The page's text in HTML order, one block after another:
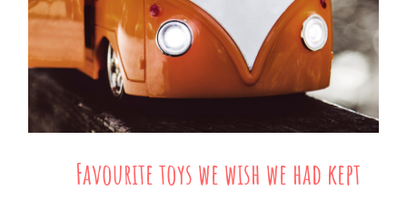
Favourite toys we wish we had kept